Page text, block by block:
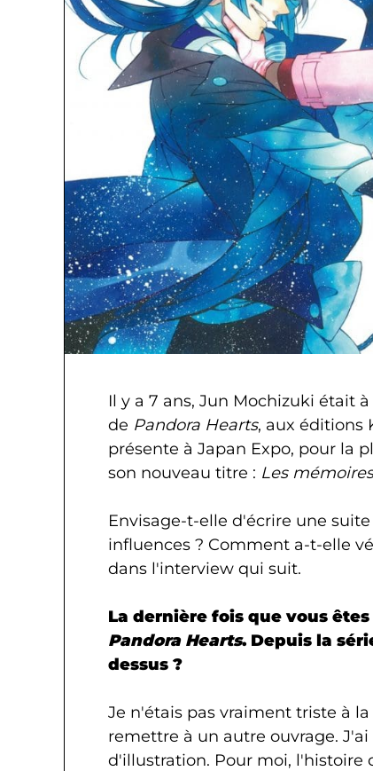
Il y a 7 ans, Jun Mochizuki était
de Pandora Hearts, aux éditions
présente à Japan Expo, pour la
son nouveau titre : Les
Envisage-t-elle d'écrire une suite
influences ? Comment a-t-elle
dans l'interview qui suit.
La dernière fois que vous
Pandora Hearts. Depuis la
dessus ?
Je n'étais pas vraiment triste à
remettre à un autre ouvrage.
d'illustration. Pour moi, l'histoire